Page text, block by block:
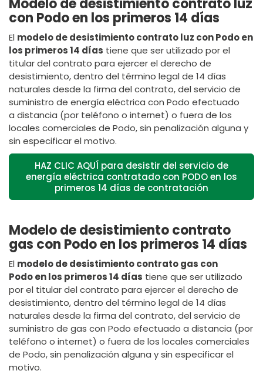
Modelo de desistimiento contrato luz
con Podo en los primeros 14 días
El modelo de desistimiento contrato luz con Podo en
los primeros 14 días tiene que ser utilizado por el
titular del contrato para ejercer el derecho de
desistimiento, dentro del término legal de 14 días
naturales desde la firma del contrato, del servicio de
suministro de energía eléctrica con Podo efectuado
a distancia (por teléfono o internet) o fuera de los
locales comerciales de Podo, sin penalización alguna y
sin especificar el motivo.
HAZ CLIC AQUÍ para desistir del servicio de
energía eléctrica contratado con PODO en los
primeros 14 días de contratación
Modelo de desistimiento contrato
gas con Podo en los primeros 14 días
El modelo de desistimiento contrato gas con
Podo en los primeros 14 días tiene que ser utilizado
por el titular del contrato para ejercer el derecho de
desistimiento, dentro del término legal de 14 días
naturales desde la firma del contrato, del servicio de
suministro de gas con Podo efectuado a distancia (por
teléfono o internet) o fuera de los locales comerciales
de Podo, sin penalización alguna y sin especificar el
motivo.